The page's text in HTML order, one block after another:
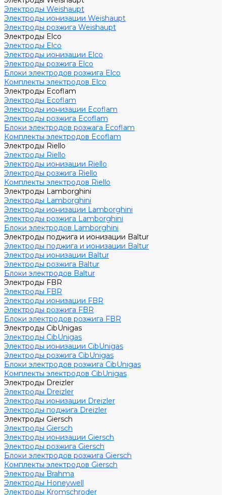
Электроды Weishaupt
Электроды ионизации Weishaupt
Электроды розжига Weishaupt
Электроды Elco
Электроды Elco
Электроды ионизации Elco
Электроды розжига Elco
Блоки электродов розжига Elco
Комплекты электродов Elco
Электроды Ecoflam
Электроды Ecoflam
Электроды ионизации Ecoflam
Электроды розжига Ecoflam
Блоки электродов розжага Ecoflam
Комплекты электродов Ecoflam
Электроды Riello
Электроды Riello
Электроды ионизации Riello
Электроды розжига Riello
Комплекты электродов Riello
Электроды Lamborghini
Электроды Lamborghini
Электроды ионизации Lamborghini
Электроды розжига Lamborghini
Блоки электродов Lamborghini
Электроды поджига и ионизации Baltur
Электроды поджига и ионизации Baltur
Электроды ионизации Baltur
Электроды розжига Baltur
Блоки электродов Baltur
Электроды FBR
Электроды FBR
Электроды ионизации FBR
Электроды розжига FBR
Блоки электродов розжига FBR
Электроды CibUnigas
Электроды CibUnigas
Электроды ионизации CibUnigas
Электроды розжига CibUnigas
Блоки электродов розжига CibUnigas
Комплекты электродов CibUnigas
Электроды Dreizler
Электроды Dreizler
Электроды ионизации Dreizler
Электроды поджига Dreizler
Электроды Giersch
Электроды Giersch
Электроды ионизации Giersch
Электроды розжига Giersch
Блоки электродов розжига Giersch
Комплекты электродов Giersch
Электроды Brahma
Электроды Honeywell
Электроды Kromschroder